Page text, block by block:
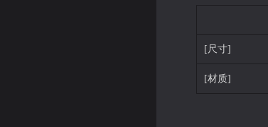
[尺寸]
[材质]